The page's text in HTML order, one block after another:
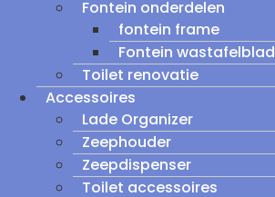
Fontein onderdelen
fontein frame
Fontein wastafelblad
Toilet renovatie
Accessoires
Lade Organizer
Zeephouder
Zeepdispenser
Toilet accessoires